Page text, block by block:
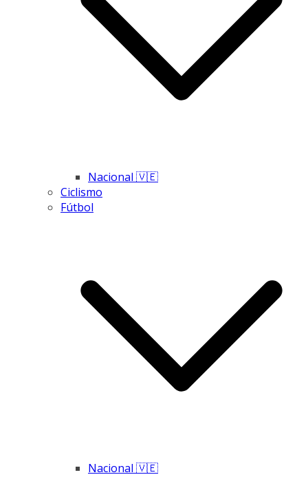
Nacional 🇻🇪
Ciclismo
Fútbol
Nacional 🇻🇪